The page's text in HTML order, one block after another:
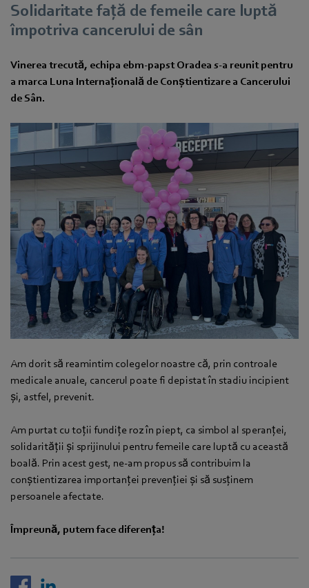
Solidaritate față de femeile care luptă
împotriva cancerului de sân
Vinerea trecută, echipa ebm‑papst Oradea s-a reunit pentru
a marca Luna Internațională de Conștientizare a Cancerului
de Sân.
Am dorit să reamintim colegelor noastre că, prin controale
medicale anuale, cancerul poate fi depistat în stadiu incipient
și, astfel, prevenit.
Am purtat cu toții fundițe roz în piept, ca simbol al speranței,
solidarității și sprijinului pentru femeile care luptă cu această
boală. Prin acest gest, ne-am propus să contribuim la
conștientizarea importanței prevenției și să susținem
persoanele afectate.
Împreună, putem face diferența!